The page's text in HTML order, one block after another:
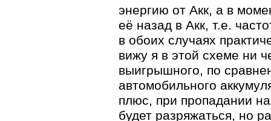
энергию от Акк, а в
её назад в Акк, т.е.
в обоих случаях
вижу я в этой схеме ни
выигрышного, по
автомобильного
плюс, при пропадании
будет разряжаться, но